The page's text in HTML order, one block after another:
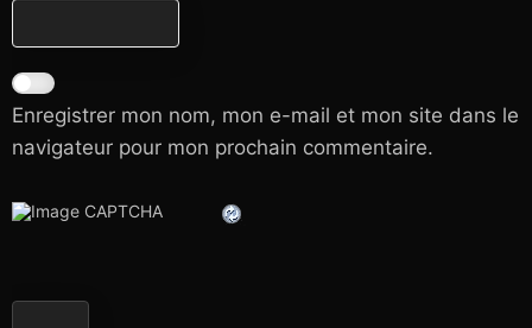
Enregistrer mon nom, mon e-mail et mon site dans le
navigateur pour mon prochain commentaire.